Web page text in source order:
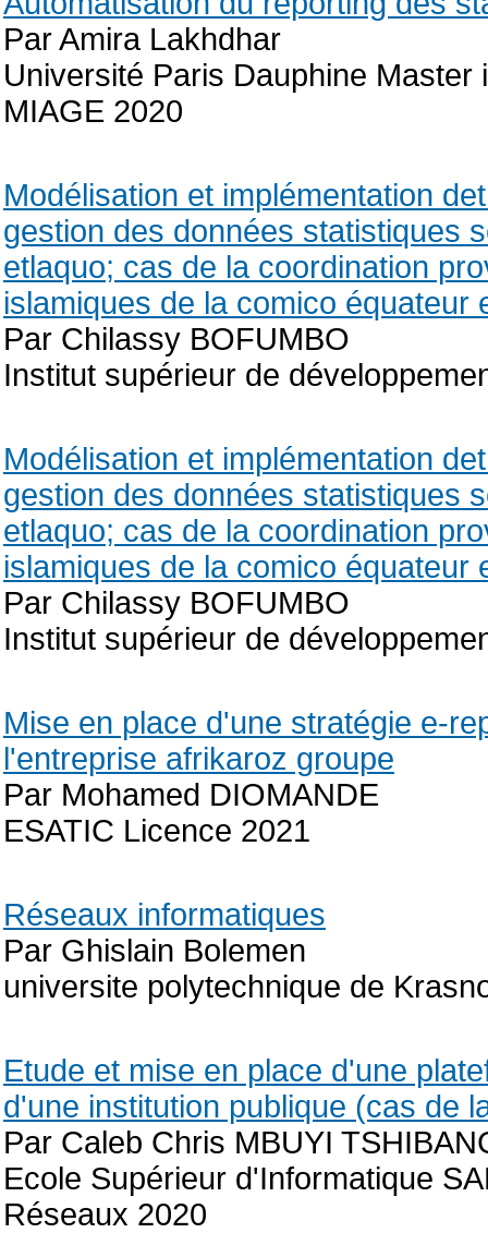
Par Amira Lakhdhar
Université Paris Dauphine
MIAGE 2020
Modélisation et implémentation
gestion des données statistiques
etlaquo; cas de la coordination
islamiques de la comico équateur
Par Chilassy BOFUMBO
Institut supérieur de
Modélisation et implémentation
gestion des données statistiques
etlaquo; cas de la coordination
islamiques de la comico équateur
Par Chilassy BOFUMBO
Institut supérieur de
Mise en place d'une stratégie e-
l'entreprise afrikaroz groupe
Par Mohamed DIOMANDE
ESATIC Licence 2021
Réseaux informatiques
Par Ghislain Bolemen
universite polytechnique de
Etude et mise en place d'une
d'une institution publique (cas de
Par Caleb Chris MBUYI
Ecole Supérieur d'Informatique
Réseaux 2020